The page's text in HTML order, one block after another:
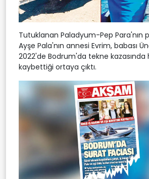
Tutuklanan Paladyum-Pep Para'nın
Ayşe Pala'nın annesi Evrim, babası
2022'de Bodrum'da tekne kazasında
kaybettiği ortaya çıktı.